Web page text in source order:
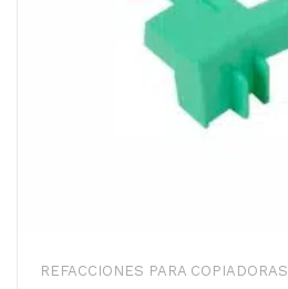
REFACCIONES PARA COPIADORAS